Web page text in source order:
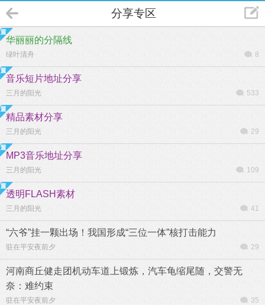
分享专区
华丽丽的分隔线
绿叶清舟 8
音乐短片地址分享
三月的阳光 533
精品素材分享
三月的阳光 29
MP3音乐地址分享
三月的阳光 109
透明FLASH素材
三月的阳光 41
“六爷”挂一颗出场！我国形成“三位一体”核打击能力
驻在平安夜前夕 29
河南商丘健走团机动车道上锻炼，汽车龟缩尾随，交警无
奈：难约束
驻在平安夜前夕 35